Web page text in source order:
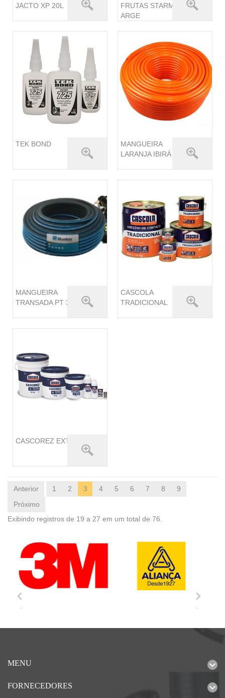
JACTO XP 20L
FRUTAS STARMIX
ARGE
TEK BOND
MANGUEIRA
LARANJA IBIRÁ
MANGUEIRA
TRANSADA PT 300
CASCOLA
TRADICIONAL
CASCOREZ EXTRA
Anterior 1 2 3 4 5 6 7 8
9
Próximo
Exibindo registros de 19 a 27 em um total de 76.
MENU
FORNECEDORES